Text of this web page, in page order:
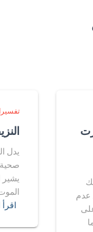
عدم
يدل
يشير
اقرأ